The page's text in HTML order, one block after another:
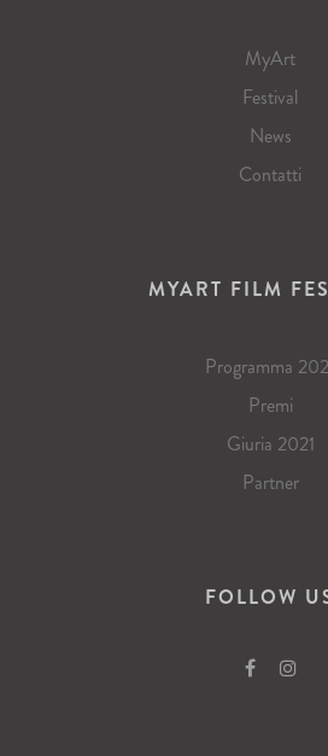
MyArt
Festival
News
Contatti
MYART FILM
Programma
Premi
Giuria 2021
Partner
FOLLOW